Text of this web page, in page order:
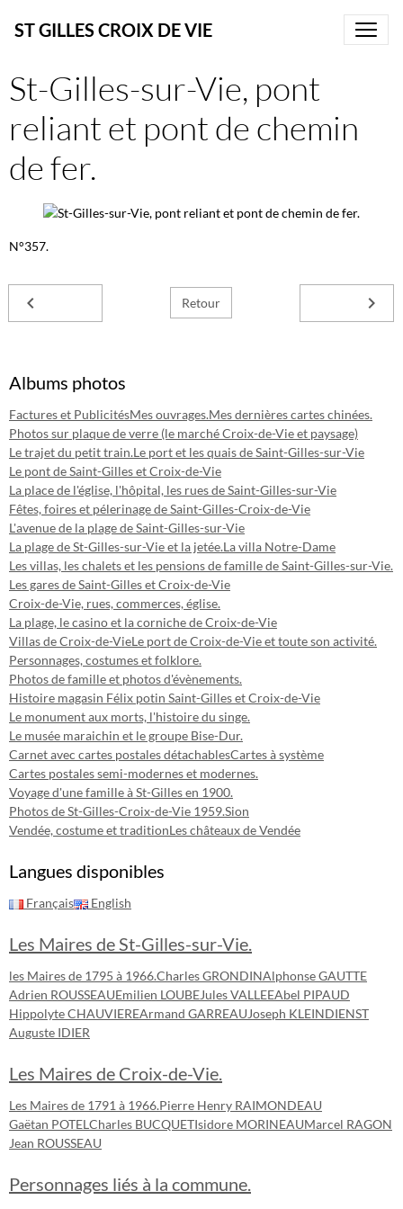
ST GILLES CROIX DE VIE
St-Gilles-sur-Vie, pont
reliant et pont de chemin
de fer.
N°357.
Retour
Albums photos
Factures et PublicitésMes ouvrages.Mes dernières cartes chinées.
Photos sur plaque de verre (le marché Croix-de-Vie et paysage)
Le trajet du petit train.Le port et les quais de Saint-Gilles-sur-Vie
Le pont de Saint-Gilles et Croix-de-Vie
La place de l'église, l'hôpital, les rues de Saint-Gilles-sur-Vie
Fêtes, foires et pélerinage de Saint-Gilles-Croix-de-Vie
L'avenue de la plage de Saint-Gilles-sur-Vie
La plage de St-Gilles-sur-Vie et la jetée.La villa Notre-Dame
Les villas, les chalets et les pensions de famille de Saint-Gilles-sur-Vie.
Les gares de Saint-Gilles et Croix-de-Vie
Croix-de-Vie, rues, commerces, église.
La plage, le casino et la corniche de Croix-de-Vie
Villas de Croix-de-VieLe port de Croix-de-Vie et toute son activité.
Personnages, costumes et folklore.
Photos de famille et photos d'évènements.
Histoire magasin Félix potin Saint-Gilles et Croix-de-Vie
Le monument aux morts, l'histoire du singe.
Le musée maraichin et le groupe Bise-Dur.
Carnet avec cartes postales détachablesCartes à système
Cartes postales semi-modernes et modernes.
Voyage d'une famille à St-Gilles en 1900.
Photos de St-Gilles-Croix-de-Vie 1959.Sion
Vendée, costume et traditionLes châteaux de Vendée
Langues disponibles
Français English
Les Maires de St-Gilles-sur-Vie.
les Maires de 1795 à 1966.Charles GRONDINAlphonse GAUTTE
Adrien ROUSSEAUEmilien LOUBEJules VALLEEAbel PIPAUD
Hippolyte CHAUVIEREArmand GARREAUJoseph KLEINDIENST
Auguste IDIER
Les Maires de Croix-de-Vie.
Les Maires de 1791 à 1966.Pierre Henry RAIMONDEAU
Gaëtan POTEL Charles BUCQUETIsidore MORINEAUMarcel RAGON
Jean ROUSSEAU
Personnages liés à la commune.